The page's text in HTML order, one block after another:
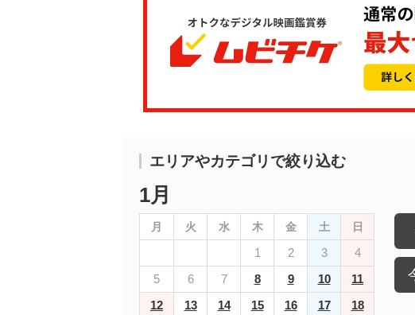
エリアやカテゴリで絞り込む
1月
月 火 水 木 金 土 日
1 2 3
4
5
6 7 8 9 10
11
12
13 14 15 16 17
18